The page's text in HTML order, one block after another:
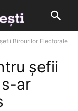
Birourilor Electorale
șefii
ar